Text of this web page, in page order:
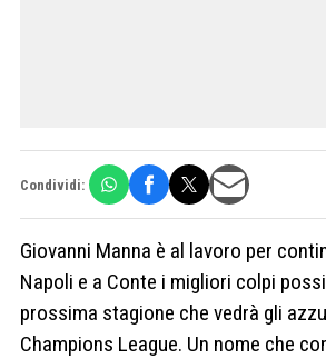
Condividi:
Giovanni Manna è al lavoro per
Napoli e a Conte i migliori colpi
prossima stagione che vedrà gli
Champions League. Un nome che